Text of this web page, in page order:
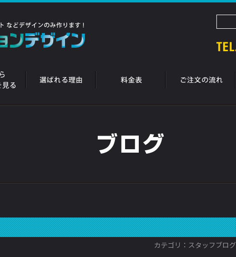
カテゴリ：スタッフブログ